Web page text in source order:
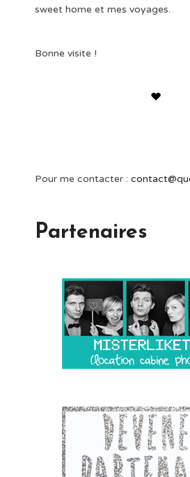
sweet home et mes voyages.
Bonne visite !
Pour me contacter :
Partenaires